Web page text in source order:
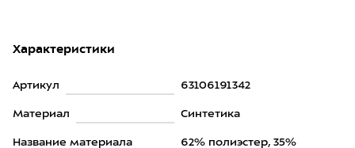
Характеристики
Артикул 63106191342
Материал Синтетика
Название материала 62% полиэстер, 35%